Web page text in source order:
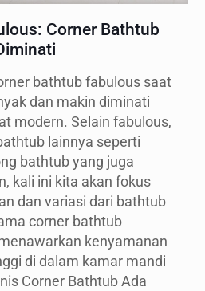
Corner Bathtub
bathtub fabulous saat
dan makin diminati
modern. Selain fabulous,
lainnya seperti
bathtub yang juga
kali ini kita akan fokus
dan variasi dari bathtub
corner bathtub
kenyamanan
di dalam kamar mandi
Corner Bathtub Ada